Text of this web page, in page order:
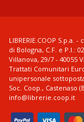
LIBRERIE.COOP
di Bologna, C.F. e P.I.:
Villanova, 29/7 - 40055
Trattati Comunitari
unipersonale
Soc. Coop., Castenaso
info@librerie.coop.it